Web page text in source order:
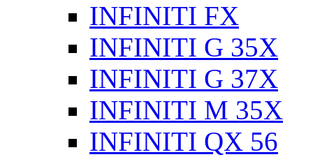
INFINITI FX
INFINITI G 35X
INFINITI G 37X
INFINITI M 35X
INFINITI QX 56